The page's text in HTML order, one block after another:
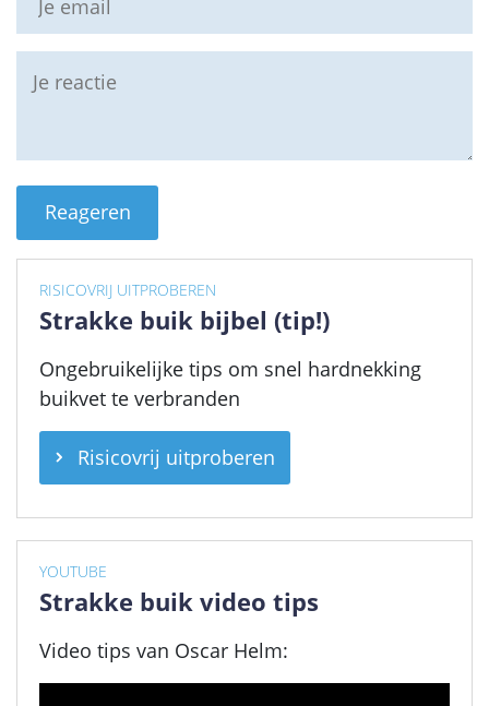
RISICOVRIJ UITPROBEREN
Strakke buik bijbel (tip!)
Ongebruikelijke tips om snel hardnekking
buikvet te verbranden
Risicovrij uitproberen
YOUTUBE
Strakke buik video tips
Video tips van Oscar Helm: